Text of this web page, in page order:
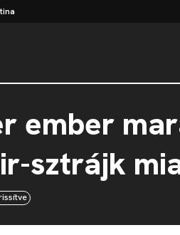
ember
sztrájk